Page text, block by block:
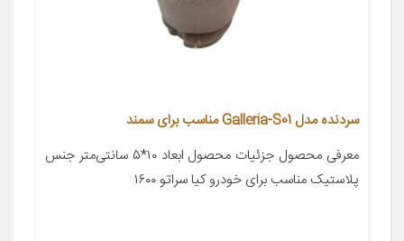
سردنده مدل Galleria-S01 مناسب برای سمند
معرفی محصول جزئیات محصول ابعاد ۱۰*۵ سانتی‌متر جنس
پلاستیک مناسب برای خودرو کیا سراتو ۱۶۰۰